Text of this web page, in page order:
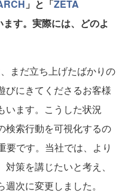
」と「ZETA
ます。実際には、どのよ
まだ立ち上げたばかりの
びにきてくださるお客様
います。こうした状況
検索行動を可視化するの
要です。当社では、より
策を講じたいと考え、
次に変更しました。